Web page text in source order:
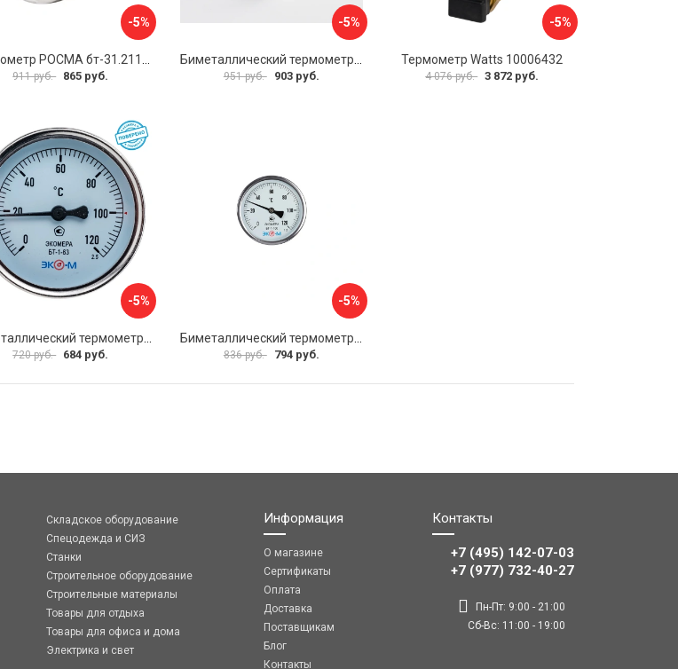
-5%
911 руб. 865 руб.
-5%
951 руб. 903 руб.
-5%
Термометр Watts 10006432
4 076 руб. 3 872 руб.
-5%
720 руб. 684 руб.
-5%
836 руб. 794 руб.
Складское оборудование
Спецодежда и СИЗ
Станки
Строительное оборудование
Строительные материалы
Товары для отдыха
Товары для офиса и дома
Электрика и свет
Информация
О магазине
Сертификаты
Оплата
Доставка
Поставщикам
Блог
Контакты
Контакты
+7 (495) 142-07-03
‎‎+7 (977) 732-40-27
Пн-Пт: 9:00 - 21:00
Сб-Вс: 11:00 - 19:00